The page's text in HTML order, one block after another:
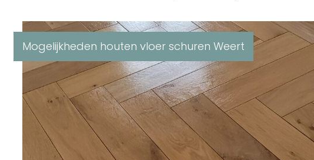
Mogelijkheden houten vloer schuren Weert